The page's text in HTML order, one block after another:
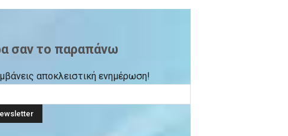
σαν το παραπάνω
αποκλειστική ενημέρωση!